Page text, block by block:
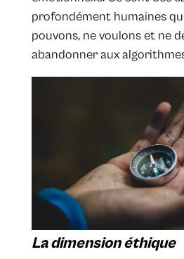
profondément humaines
pouvons, ne voulons et ne
abandonner aux
La dimension éthique